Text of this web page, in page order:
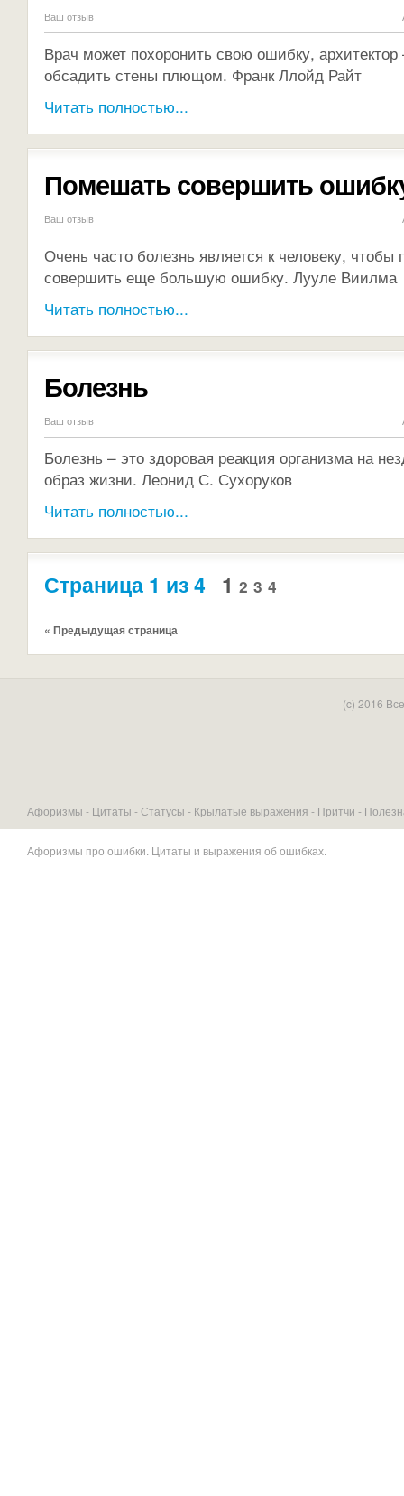
Ваш отзыв
Врач может похоронить свою ошибку, архитектор
обсадить стены плющом. Франк Ллойд Райт
Читать полностью...
Помешать совершить
Ваш отзыв
Очень часто болезнь является к человеку,
совершить еще большую ошибку. Лууле Виилма
Читать полностью...
Болезнь
Ваш отзыв
Болезнь – это здоровая реакция организма на
образ жизни. Леонид С. Сухоруков
Читать полностью...
Страница 1 из 4 1 2 3 4
« Предыдущая страница
(c) 2016
Афоризмы - Цитаты -Статусы - Крылатые выражения - Притчи -
Афоризмы про ошибки . Цитаты и выражения об ошибках.